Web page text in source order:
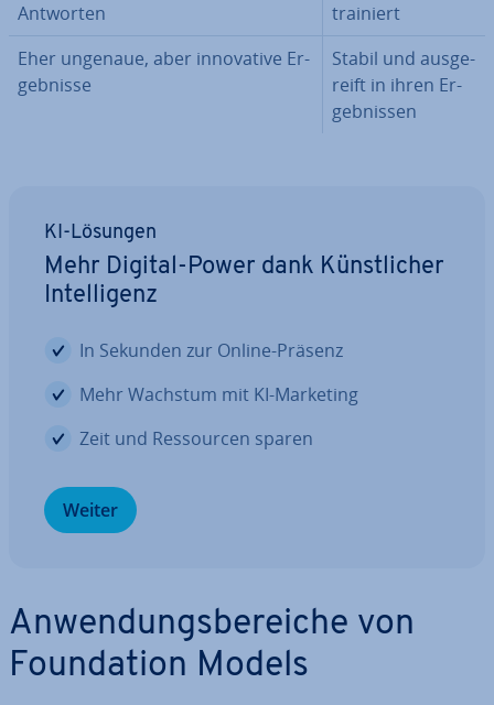
Antworten
trainiert
Eher ungenaue, aber in­no­va­ti­ve Er­
geb­nis­se
Stabil und aus­ge­
reift in ihren Er­
geb­nis­sen
KI-Lösungen
Mehr Digital-Power dank Künst­li­cher
In­tel­li­genz
In Sekunden zur Online-Präsenz
Mehr Wachstum mit KI-Marketing
Zeit und Res­sour­cen sparen
Weiter
An­wen­dungs­be­rei­che von
Foun­da­ti­on Models